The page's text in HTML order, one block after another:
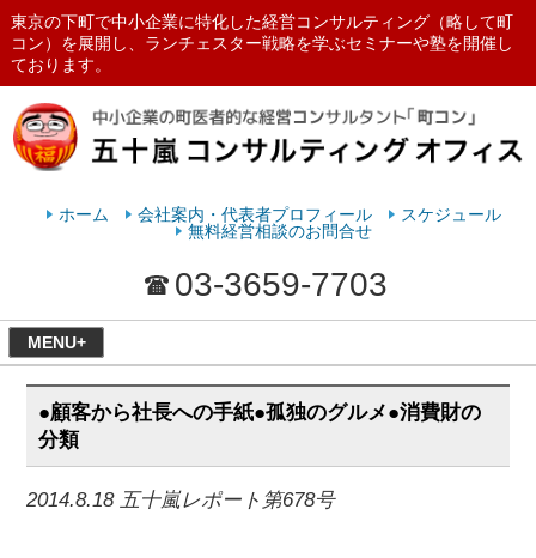
東京の下町で中小企業に特化した経営コンサルティング（略して町
コン）を展開し、ランチェスター戦略を学ぶセミナーや塾を開催し
ております。
ランチェスターの法則を学ぶなら
ホーム 会社案内・代表者プロフィール
スケジュール
無料経営相談のお問合せ
03-3659-7703
MENU+
●顧客から社長への手紙●孤独のグルメ●消費財の
分類
2014.8.18 五十嵐レポート第678号